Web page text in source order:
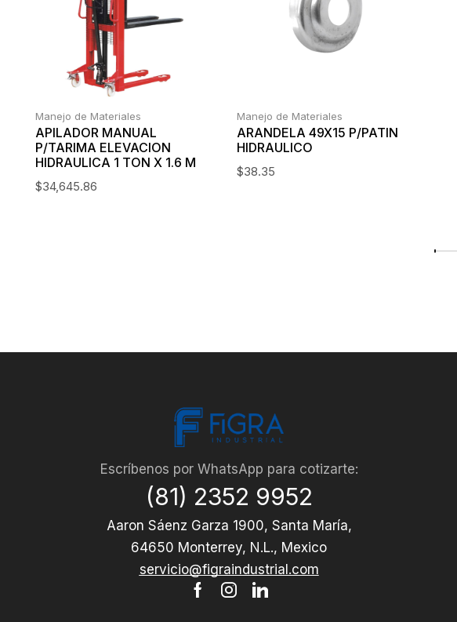
Manejo de Materiales
APILADOR MANUAL
P/TARIMA ELEVACION
HIDRAULICA 1 TON X 1.6 M
$34,645.86
Manejo de Materiales
ARANDELA 49X15 P/PATIN
HIDRAULICO
$38.35
Escríbenos por WhatsApp para cotizarte:
(81) 2352 9952
Aaron Sáenz Garza 1900, Santa María,
64650 Monterrey, N.L., Mexico
servicio@figraindustrial.com